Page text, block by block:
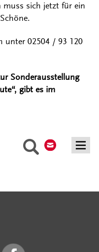
Suche
muss sich jetzt für ein
unter 02504 / 93 120
Sonderausstellung
gibt es im